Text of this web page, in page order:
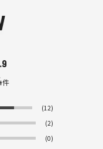
件
(12)
(2)
(0)